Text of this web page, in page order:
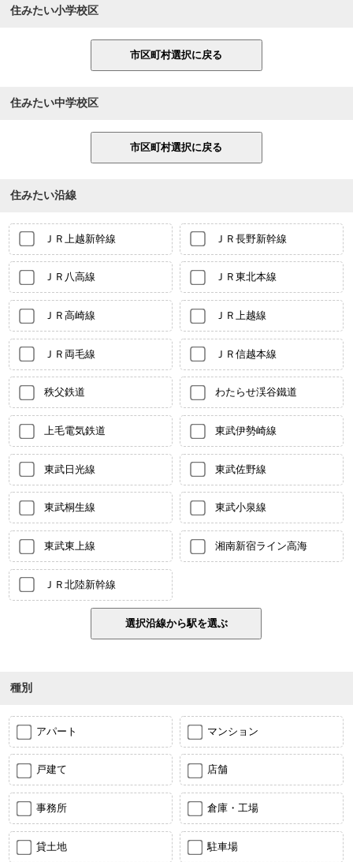
住みたい小学校区
住みたい中学校区
住みたい沿線
ＪＲ上越新幹線 ＪＲ長野新幹線
ＪＲ八高線 ＪＲ東北本線
ＪＲ高崎線 ＪＲ上越線
ＪＲ両毛線 ＪＲ信越本線
秩父鉄道 わたらせ渓谷鐵道
上毛電気鉄道 東武伊勢崎線
東武日光線 東武佐野線
東武桐生線 東武小泉線
東武東上線 湘南新宿ライン高海
ＪＲ北陸新幹線
種別
アパート マンション
戸建て 店舗
事務所 倉庫・工場
貸土地 駐車場